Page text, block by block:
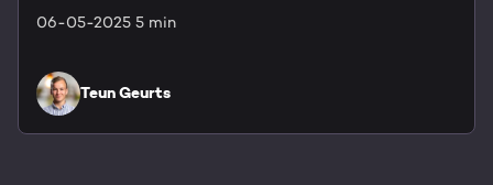
Digital marketing
HubSpot partner
HubSpot video's
Kennisbank
06-05-2025 5 min
Teun Geurts